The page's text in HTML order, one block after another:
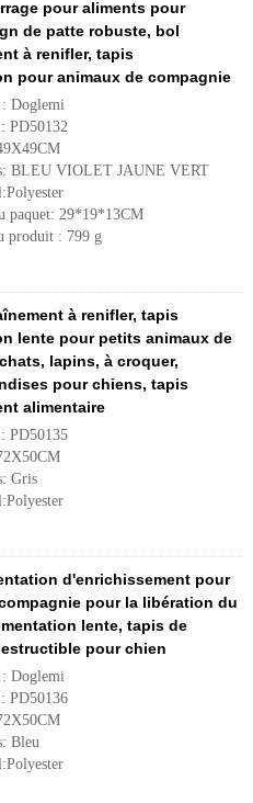
pour aliments pour
de patte robuste, bol
à renifler, tapis
pour animaux de compagnie
: Doglemi
PD50132
BLEU VIOLET JAUNE VERT
paquet: 29*19*13CM
produit : 799 g
à renifler, tapis
lente pour petits animaux de
lapins, à croquer,
pour chiens, tapis
alimentaire
PD50135
Gris
d'enrichissement pour
pour la libération du
lente, tapis de
pour chien
: Doglemi
PD50136
Bleu